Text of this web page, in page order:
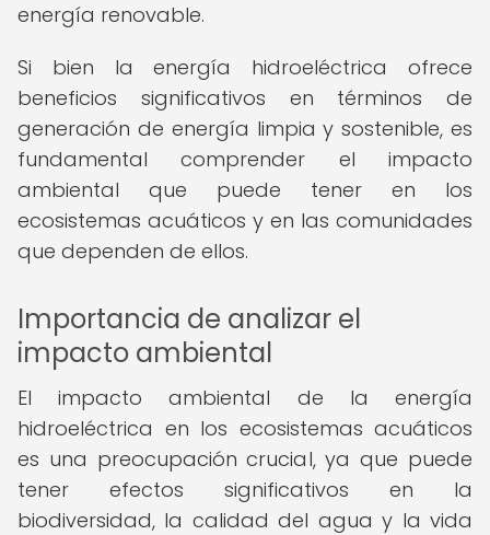
energía renovable.
Si bien la energía hidroeléctrica ofrece
beneficios significativos en términos de
generación de energía limpia y sostenible, es
fundamental comprender el impacto
ambiental que puede tener en los
ecosistemas acuáticos y en las comunidades
que dependen de ellos.
Importancia de analizar el
impacto ambiental
El impacto ambiental de la energía
hidroeléctrica en los ecosistemas acuáticos
es una preocupación crucial, ya que puede
tener efectos significativos en la
biodiversidad, la calidad del agua y la vida